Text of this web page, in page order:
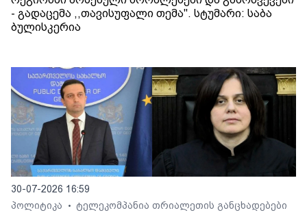
- გადაცემა ,,თავისუფალი თემა". სტუმარი: საბა
ბულისკერია
30-07-2026 16:59
პოლიტიკა
• ტელეკომპანია თრიალეთის განცხადებები